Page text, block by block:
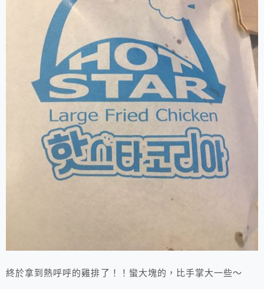
終於拿到熱呼呼的雞排了！！蠻大塊的，比手掌大一些～